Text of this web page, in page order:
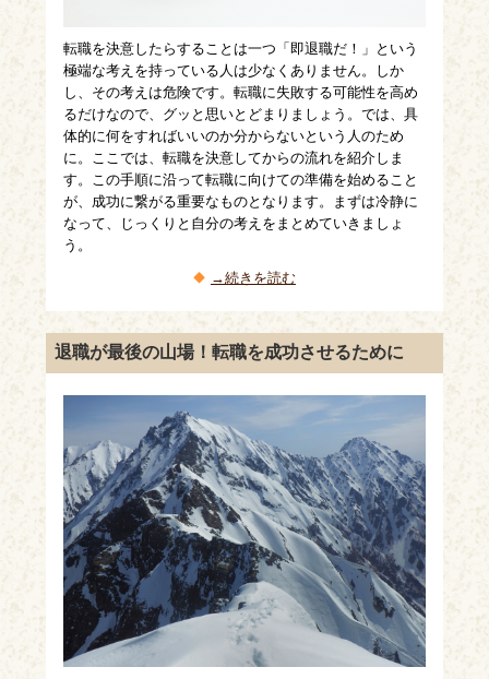
転職を決意したらすることは一つ「即退職だ！」という
極端な考えを持っている人は少なくありません。しか
し、その考えは危険です。転職に失敗する可能性を高め
るだけなので、グッと思いとどまりましょう。では、具
体的に何をすればいいのか分からないという人のため
に。ここでは、転職を決意してからの流れを紹介しま
す。この手順に沿って転職に向けての準備を始めること
が、成功に繋がる重要なものとなります。まずは冷静に
なって、じっくりと自分の考えをまとめていきましょ
う。
→続きを読む
退職が最後の山場！転職を成功させるために